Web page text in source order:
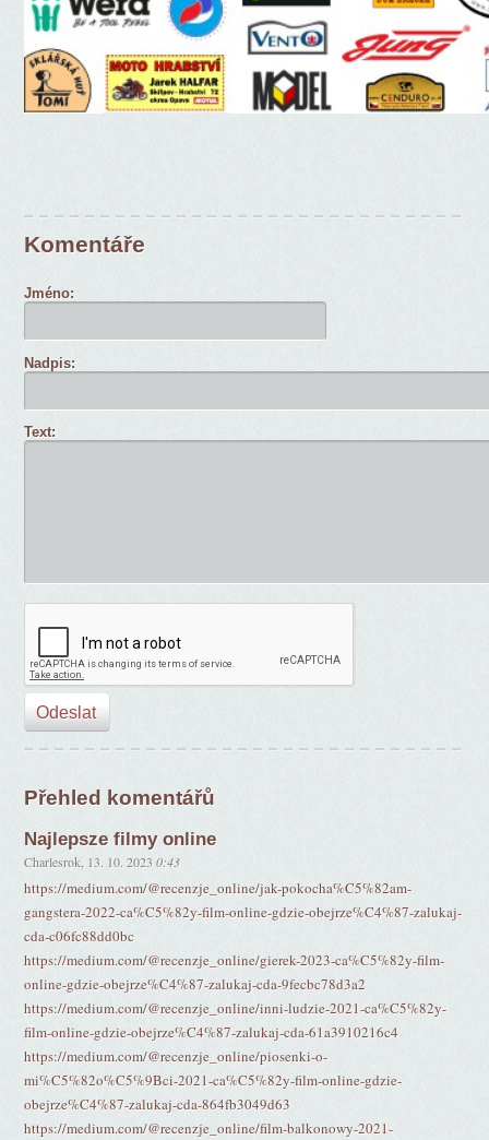
Komentáře
Jméno:
Nadpis:
Text:
Přehled komentářů
Najlepsze filmy online
Charlesrok 13. 10. 2023 0:43
https://medium.com/@recenzje_online/jak-pokocha%C5%82am-
gangstera-2022-ca%C5%82y-film-online-gdzie-obejrze%C4%87-zalukaj-
cda-c06fc88dd0bc
https://medium.com/@recenzje_online/gierek-2023-ca%C5%82y-film-
online-gdzie-obejrze%C4%87-zalukaj-cda-9fecbc78d3a2
https://medium.com/@recenzje_online/inni-ludzie-2021-ca%C5%82y-
film-online-gdzie-obejrze%C4%87-zalukaj-cda-61a3910216c4
https://medium.com/@recenzje_online/piosenki-o-
mi%C5%82o%C5%9Bci-2021-ca%C5%82y-film-online-gdzie-
obejrze%C4%87-zalukaj-cda-864fb3049d63
https://medium.com/@recenzje_online/film-balkonowy-2021-